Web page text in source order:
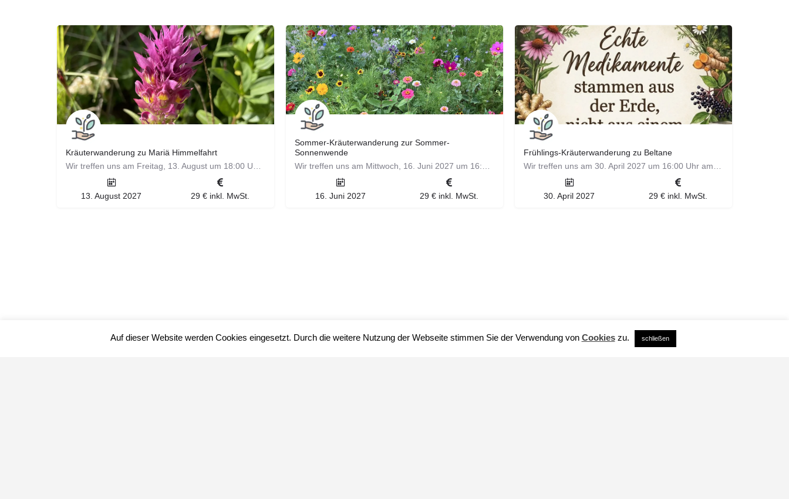
Kräuterwanderung zu Mariä Himmelfahrt
13. August 2027 29 € inkl. MwSt.
Sommer-Kräuterwanderung zur Sommer-
Sonnenwende
16. Juni 2027 29 € inkl. MwSt.
Frühlings-Kräuterwanderung zu Beltane
30. April 2027 29 € inkl. MwSt.
Auf dieser Website werden Cookies eingesetzt. Durch die weitere Nutzung der Webseite stimmen Sie der Verwendung von Cookieszu. schließen